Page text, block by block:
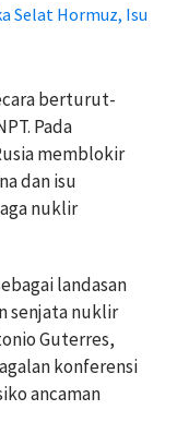
Selat Hormuz, Isu
berturut-
Pada
memblokir
dan isu
nuklir
landasan
senjata nuklir
Guterres,
konferensi
ancaman